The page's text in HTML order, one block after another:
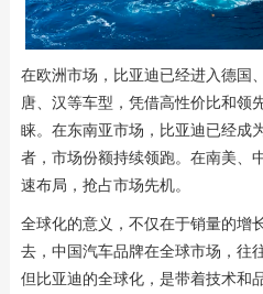
在欧洲市场，比亚迪已经进入德国
唐、汉等车型，凭借高性价比和领
睐。在东南亚市场，比亚迪已经成
者，市场份额持续领跑。在南美、
速布局，抢占市场先机。
全球化的意义，不仅在于销量的增
去，中国汽车品牌在全球市场，往
但比亚迪的全球化，是带着技术和